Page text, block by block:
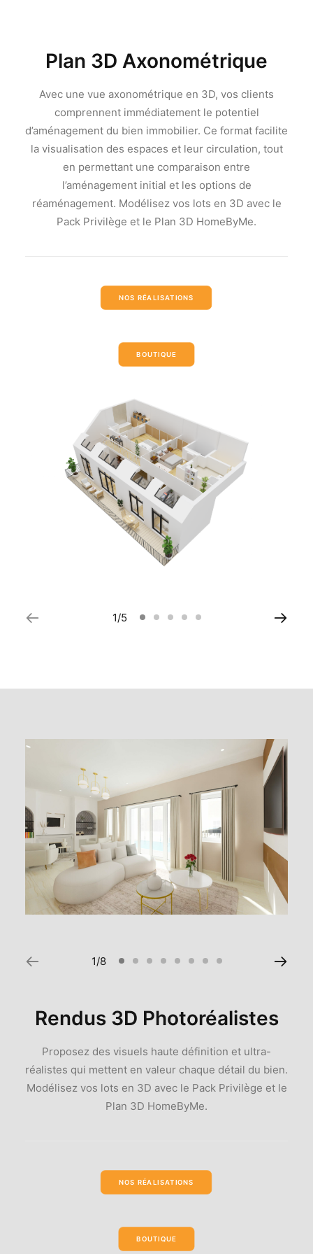
Plan 3D Axonométrique
Avec une vue axonométrique en 3D, vos clients
comprennent immédiatement le potentiel
d’aménagement du bien immobilier. Ce format facilite
la visualisation des espaces et leur circulation, tout
en permettant une comparaison entre
l’aménagement initial et les options de
réaménagement. Modélisez vos lots en 3D avec le
Pack Privilège et le Plan 3D HomeByMe.
NOS RÉALISATIONS
BOUTIQUE
1 5
1 8
Rendus 3D Photoréalistes
Proposez des visuels haute définition et ultra-
réalistes qui mettent en valeur chaque détail du bien.
Modélisez vos lots en 3D avec le Pack Privilège et le
Plan 3D HomeByMe.
NOS RÉALISATIONS
BOUTIQUE